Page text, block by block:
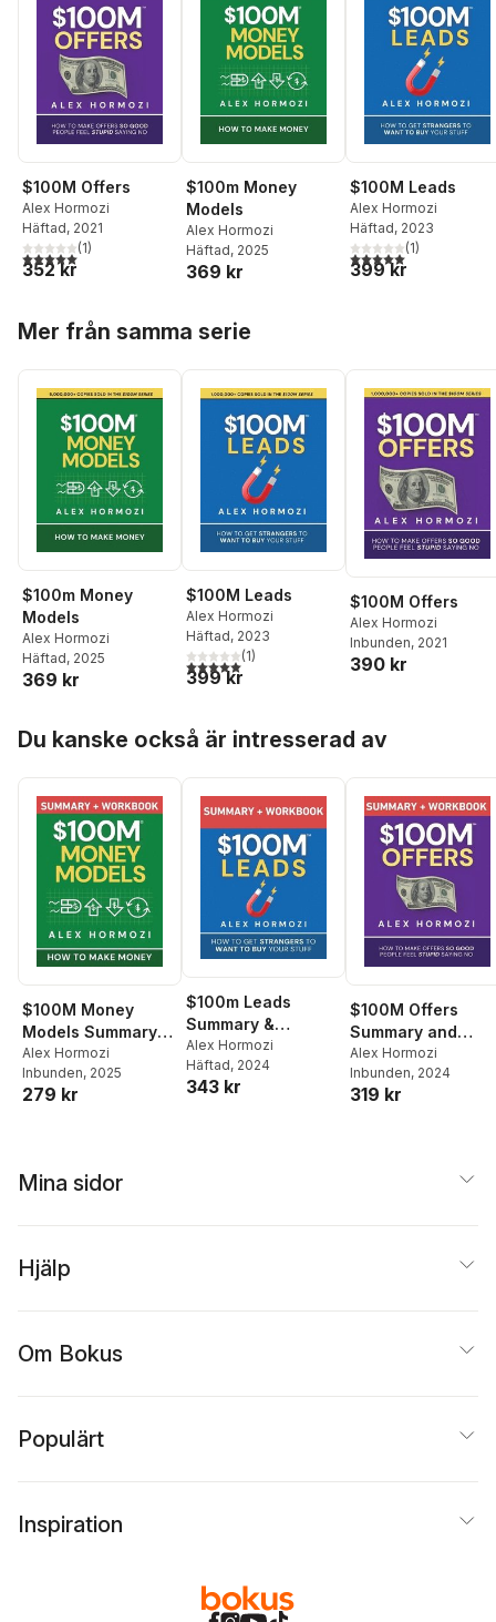
$100M Offers
Alex Hormozi
Häftad, 2021
5,0utav 5 stjärnor. Totalt antal röster:
(1)
352 kr
$100m Money
Models
Alex Hormozi
Häftad, 2025
369 kr
$100M Leads
Alex Hormozi
Häftad, 2023
5,0utav 5 stjärnor.
(1)
399 kr
Mer från samma serie
$100m Money
Models
Alex Hormozi
Häftad, 2025
369 kr
$100M Leads
Alex Hormozi
Häftad, 2023
5,0utav 5 stjärnor. Totalt antal röster:
(1)
399 kr
$100M Offers
Alex Hormozi
Inbunden, 2021
390 kr
Du kanske också är intresserad av
$100M Money
Models Summary
and Workbook
Alex Hormozi
Inbunden, 2025
279 kr
$100m Leads
Summary &
Workbook
Alex Hormozi
Häftad, 2024
343 kr
$100M Offers
Summary and
Workbook
Alex Hormozi
Inbunden, 2024
319 kr
Mina sidor
Hjälp
Om Bokus
Populärt
Inspiration